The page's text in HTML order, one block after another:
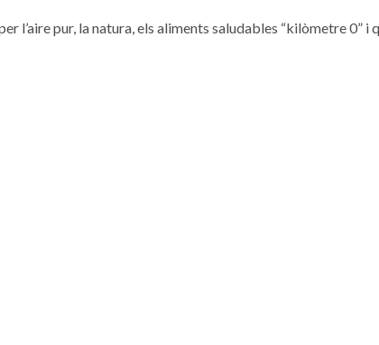
pur, la natura, els aliments saludables “kilòmetre 0” i